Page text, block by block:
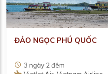
ĐẢO NGỌC PHÚ QUỐC
3 ngày 2 đêm